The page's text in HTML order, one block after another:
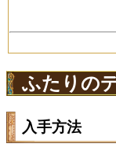
ふたりの
入手方法